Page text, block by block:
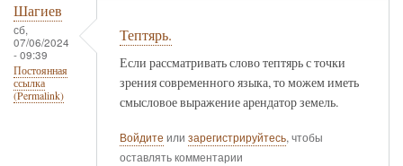
Шагиев
сб,
07/06/2024
- 09:39
Постоянная
ссылка
(Permalink)
Тептярь.
Если рассматривать слово тептярь с точки
зрения современного языка, то можем иметь
смысловое выражение арендатор земель.
Войдите или зарегистрируйтесь, чтобы
оставлять комментарии